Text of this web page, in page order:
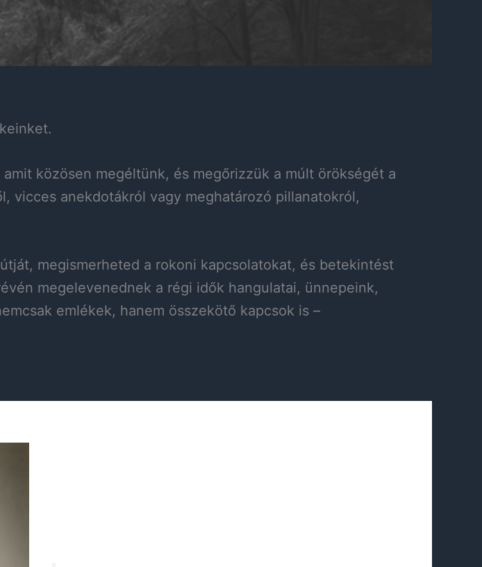
közösen megéltünk, és megőrizzük a múlt örökségét a
vicces anekdotákról vagy meghatározó pillanatokról,
megismerheted a rokoni kapcsolatokat, és betekintést
megelevenednek a régi idők hangulatai, ünnepeink,
emlékek, hanem összekötő kapcsok is –